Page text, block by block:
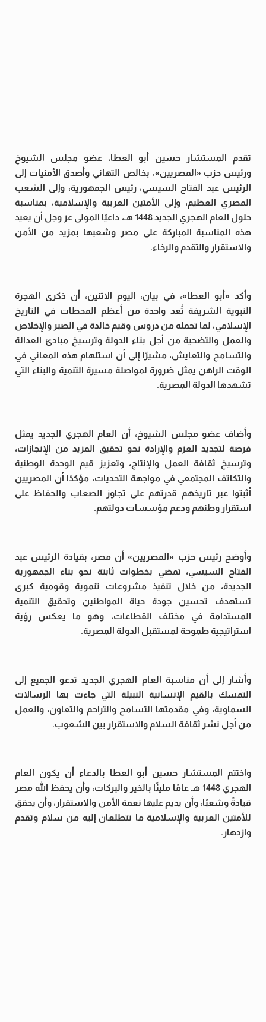
تقدم المستشار حسين أبو العطا، عضو مجلس الشيوخ
ورئيس حزب «المصريين»، بخالص التهاني وأصدق الأمنيات إلى
الرئيس عبد الفتاح السيسي، رئيس الجمهورية، وإلى الشعب
المصري العظيم، وإلى الأمتين العربية والإسلامية، بمناسبة
حلول العام الهجري الجديد 1448 هـ، داعيًا المولى عز وجل أن يعيد
هذه المناسبة المباركة على مصر وشعبها بمزيد من الأمن
والاستقرار والتقدم والرخاء.
وأكد «أبو العطا»، في بيان، اليوم الاثنين، أن ذكرى الهجرة
النبوية الشريفة تُعد واحدة من أعظم المحطات في التاريخ
الإسلامي، لما تحمله من دروس وقيم خالدة في الصبر والإخلاص
والعمل والتضحية من أجل بناء الدولة وترسيخ مبادئ العدالة
والتسامح والتعايش، مشيرًا إلى أن استلهام هذه المعاني في
الوقت الراهن يمثل ضرورة لمواصلة مسيرة التنمية والبناء التي
تشهدها الدولة المصرية.
وأضاف عضو مجلس الشيوخ، أن العام الهجري الجديد يمثل
فرصة لتجديد العزم والإرادة نحو تحقيق المزيد من الإنجازات،
وترسيخ ثقافة العمل والإنتاج، وتعزيز قيم الوحدة الوطنية
والتكاتف المجتمعي في مواجهة التحديات، مؤكدًا أن المصريين
أثبتوا عبر تاريخهم قدرتهم على تجاوز الصعاب والحفاظ على
استقرار وطنهم ودعم مؤسسات دولتهم.
وأوضح رئيس حزب «المصريين» أن مصر، بقيادة الرئيس عبد
الفتاح السيسي، تمضي بخطوات ثابتة نحو بناء الجمهورية
الجديدة، من خلال تنفيذ مشروعات تنموية وقومية كبرى
تستهدف تحسين جودة حياة المواطنين وتحقيق التنمية
المستدامة في مختلف القطاعات، وهو ما يعكس رؤية
استراتيجية طموحة لمستقبل الدولة المصرية.
وأشار إلى أن مناسبة العام الهجري الجديد تدعو الجميع إلى
التمسك بالقيم الإنسانية النبيلة التي جاءت بها الرسالات
السماوية، وفي مقدمتها التسامح والتراحم والتعاون، والعمل
من أجل نشر ثقافة السلام والاستقرار بين الشعوب.
واختتم المستشار حسين أبو العطا بالدعاء أن يكون العام
الهجري 1448 هـ عامًا مليئًا بالخير والبركات، وأن يحفظ الله مصر
قيادةً وشعبًا، وأن يديم عليها نعمة الأمن والاستقرار، وأن يحقق
للأمتين العربية والإسلامية ما تتطلعان إليه من سلام وتقدم
وازدهار.